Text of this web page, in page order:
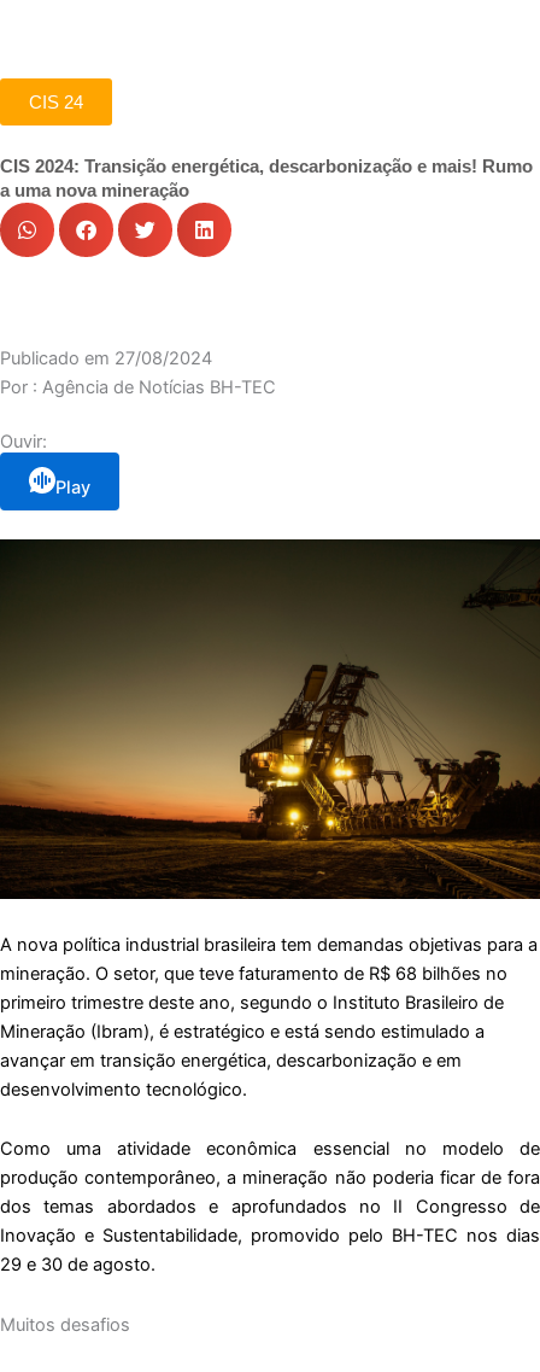
CIS 24
CIS 2024: Transição energética, descarbonização e mais! Rumo
a uma nova mineração
Publicado em 27/08/2024
Por : Agência de Notícias BH-TEC
Ouvir:
Play
A nova política industrial brasileira tem demandas objetivas para a
mineração. O setor, que teve faturamento de R$ 68 bilhões no
primeiro trimestre deste ano, segundo o Instituto Brasileiro de
Mineração (Ibram), é estratégico e está sendo estimulado a
avançar em transição energética, descarbonização e em
desenvolvimento tecnológico.
Como uma atividade econômica essencial no modelo de
produção contemporâneo, a mineração não poderia ficar de fora
dos temas abordados e aprofundados no II Congresso de
Inovação e Sustentabilidade, promovido pelo BH-TEC nos dias
29 e 30 de agosto.
Muitos desafios